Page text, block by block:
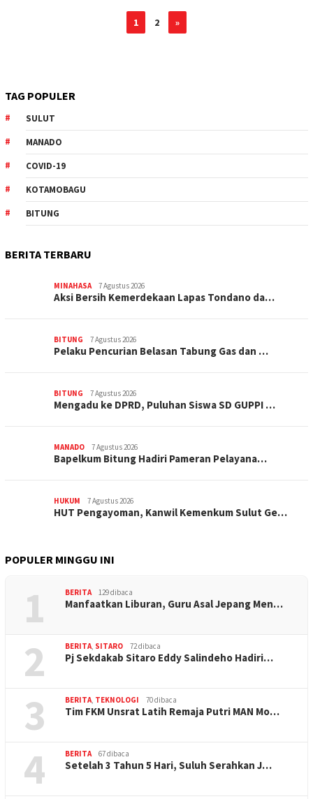
1 2 »
TAG POPULER
SULUT
MANADO
COVID-19
KOTAMOBAGU
BITUNG
BERITA TERBARU
MINAHASA 7 Agustus 2026
Aksi Bersih Kemerdekaan Lapas Tondano da…
BITUNG 7 Agustus 2026
Pelaku Pencurian Belasan Tabung Gas dan …
BITUNG 7 Agustus 2026
Mengadu ke DPRD, Puluhan Siswa SD GUPPI …
MANADO 7 Agustus 2026
‎Bapelkum Bitung Hadiri Pameran Pelayana…
HUKUM 7 Agustus 2026
HUT Pengayoman, Kanwil Kemenkum Sulut Ge…
POPULER MINGGU INI
1 BERITA 129 dibaca
Manfaatkan Liburan, Guru Asal Jepang Men…
2 BERITA, SITARO 72 dibaca
Pj Sekdakab Sitaro Eddy Salindeho Hadiri…
3 BERITA, TEKNOLOGI 70 dibaca
Tim FKM Unsrat Latih Remaja Putri MAN Mo…
4 BERITA 67 dibaca
Setelah 3 Tahun 5 Hari, Suluh Serahkan J…